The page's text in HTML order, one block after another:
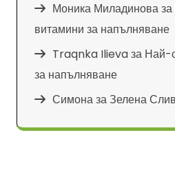
Моника Миладиноваза
витамини за напълняване
Traqnka Ilievaза Най-
за напълняване
СимоназаЗелена